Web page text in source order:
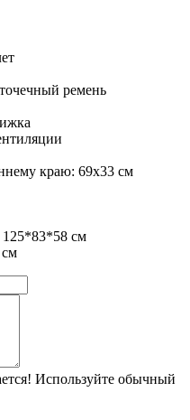
ремень
краю: 69х33 см
125*83*58 см
Используйте обычный